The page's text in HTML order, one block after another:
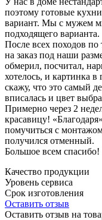
поэтому готовые
вариант. Мы с мужем
подходящего варианта.
После всех походов
на заказ под наши
обмерил, посчитал,
хотелось, и картинка
скажу, что это самый
вписалась и цвет
Примерно через 2
красавицу!
помучиться с
получился отменный.
Большое всем
Качество продукции
Уровень сервиса
Срок изготовления
Оставить отзыв
Оставить отзыв на